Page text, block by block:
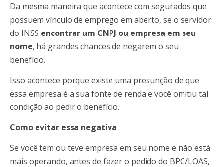
Da mesma maneira que acontece com segurados que
possuem vínculo de emprego em aberto, se o servidor
do INSS encontrar um CNPJ ou empresa em seu
nome, há grandes chances de negarem o seu
benefício.
Isso acontece porque existe uma presunção de que
essa empresa é a sua fonte de renda e você omitiu tal
condição ao pedir o benefício.
Como evitar essa negativa
Se você tem ou teve empresa em seu nome e não está
mais operando, antes de fazer o pedido do BPC/LOAS,